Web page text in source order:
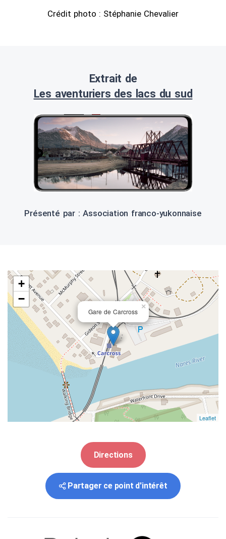
Crédit photo : Stéphanie Chevalier
Extrait de
Les aventuriers des lacs du sud
Présenté par : Association franco-yukonnaise
Gare de Carcross
×
+
−
Leaflet
Directions
Partager ce point d'intérêt